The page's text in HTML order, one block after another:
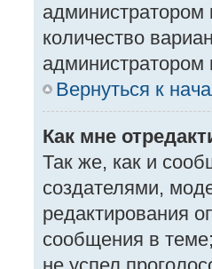
количество
Вернуться к
Как мне
Так же, как и
создателями,
редактирования
сообщения в